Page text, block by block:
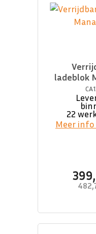
ladeblok
22
Meer